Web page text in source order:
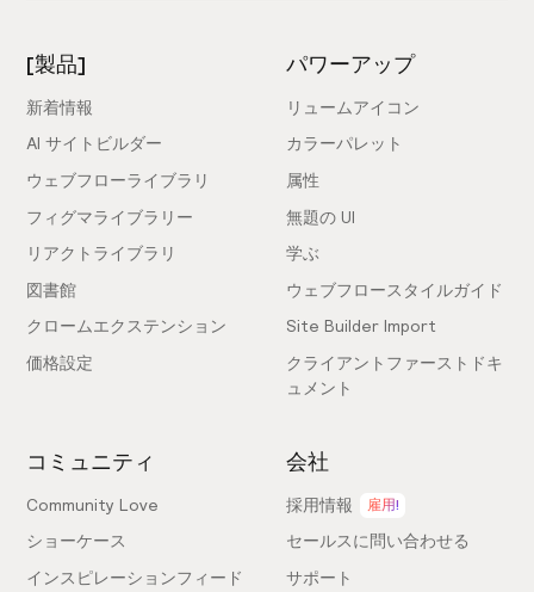
[製品]
新着情報
AI サイトビルダー
ウェブフローライブラリ
フィグマライブラリー
リアクトライブラリ
図書館
クロームエクステンション
価格設定
パワーアップ
リュームアイコン
カラーパレット
属性
無題の UI
学ぶ
ウェブフロースタイルガイド
Site Builder Import
クライアントファーストドキ
ュメント
コミュニティ
Community Love
ショーケース
インスピレーションフィード
会社
採用情報 雇用!
セールスに問い合わせる
サポート